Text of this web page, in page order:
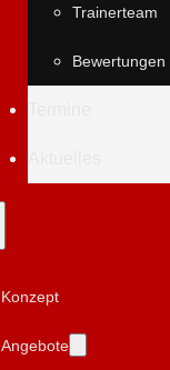
Trainerteam
Bewertungen
Konzept
Angebote